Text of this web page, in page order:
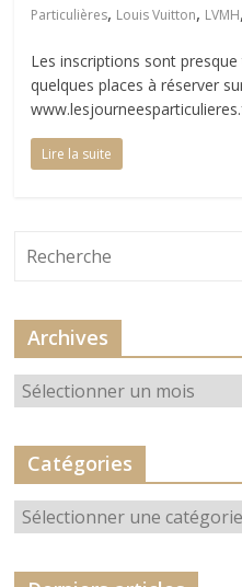
Particulières, Louis Vuitton, LVMH,
Les inscriptions sont
quelques places à réserver
Lire la suite
Archives
Archives
Catégories
Catégories